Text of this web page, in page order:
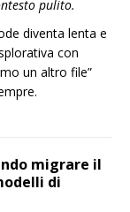
pulito.
diventa lenta e
con
un altro file”
migrare il
di